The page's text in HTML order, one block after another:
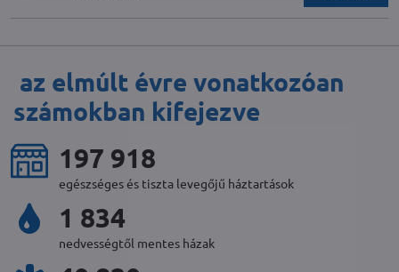
az elmúlt évre vonatkozóan
számokban kifejezve
218 596
egészséges és tiszta levegőjű háztartások
2 030
nedvességtől mentes házak